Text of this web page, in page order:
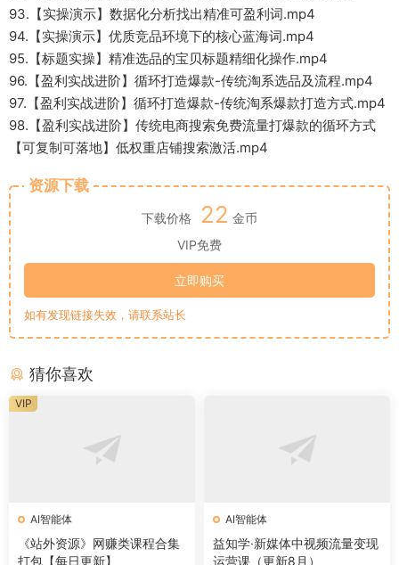
93.【实操演示】数据化分析找出精准可盈利词.mp4
94.【实操演示】优质竞品环境下的核心蓝海词.mp4
95.【标题实操】精准选品的宝贝标题精细化操作.mp4
96.【盈利实战进阶】循环打造爆款-传统淘系选品及流程.mp4
97.【盈利实战进阶】循环打造爆款-传统淘系爆款打造方式.mp4
98.【盈利实战进阶】传统电商搜索免费流量打爆款的循环方式
【可复制可落地】低权重店铺搜索激活.mp4
资源下载
下载价格 22 金币
VIP免费
立即购买
如有发现链接失效，请联系站长
猜你喜欢
AI智能体
《站外资源》网赚类课程合集
打包【每日更新】
VIP
AI智能体
益知学·新媒体中视频流量变现
运营课（更新8月）